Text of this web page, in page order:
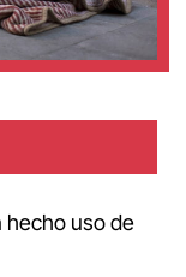
hecho uso de